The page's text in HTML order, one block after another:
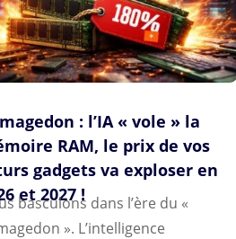
: l’IA « vole » la
RAM, le prix de vos
gadgets va exploser en
et 2027 !
basculons dans l’ère du «
». L’intelligence